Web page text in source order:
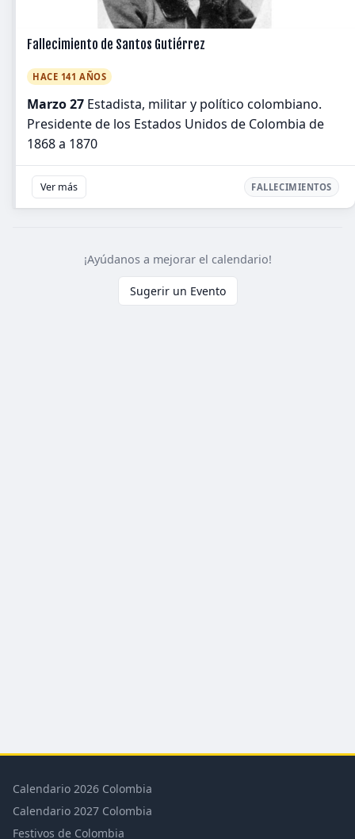
Fallecimiento de Santos Gutiérrez
HACE 141 AÑOS
Marzo 27 Estadista, militar y político colombiano.
Presidente de los Estados Unidos de Colombia de
1868 a 1870
Ver más FALLECIMIENTOS
¡Ayúdanos a mejorar el calendario!
Sugerir un Evento
Calendario 2026 Colombia
Calendario 2027 Colombia
Festivos de Colombia